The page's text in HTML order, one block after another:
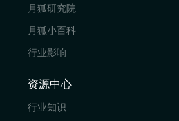
月狐研究院
月狐小百科
行业影响
资源中心
行业知识